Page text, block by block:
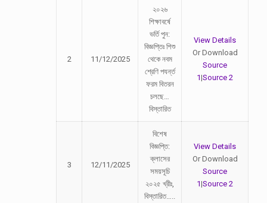
2 11/12/2025
২০২৬
শিক্ষাবর্ষে
ভর্তি পুন:
বিজ্ঞপ্তিঃ শিশু
থেকে নবম
শ্রেণি পযর্ন্ত
ফরম বিতরন
চলছে…
বিস্তারিত
View Details
Or Download
Source
1|Source 2
3 12/11/2025
বিশেষ
বিজ্ঞপ্তি:
ক্লাসের
সময়সূচি
২০২৫ খ্রীঃ,
বিস্তারিত…..
View Details
Or Download
Source
1|Source 2